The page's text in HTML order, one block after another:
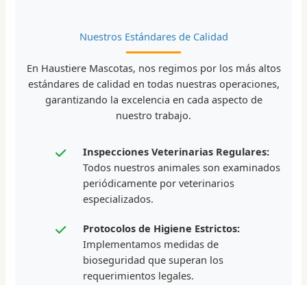
Nuestros Estándares de Calidad
En Haustiere Mascotas, nos regimos por los más altos
estándares de calidad en todas nuestras operaciones,
garantizando la excelencia en cada aspecto de
nuestro trabajo.
Inspecciones Veterinarias Regulares:
Todos nuestros animales son examinados
periódicamente por veterinarios
especializados.
Protocolos de Higiene Estrictos:
Implementamos medidas de
bioseguridad que superan los
requerimientos legales.